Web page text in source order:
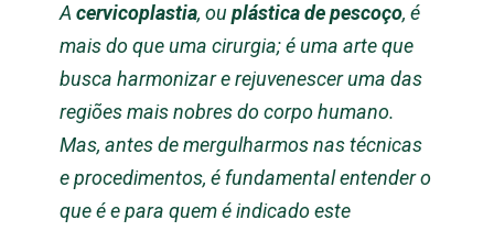
Acervicoplastia, ou plástica de pescoço, é
mais do que uma cirurgia; é uma arte que
busca harmonizar e rejuvenescer uma das
regiões mais nobres do corpo humano.
Mas, antes de mergulharmos nas técnicas
e procedimentos, é fundamental entender o
que é e para quem é indicado este